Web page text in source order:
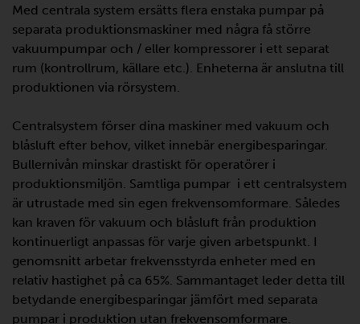
Med centrala system ersätts flera enstaka pumpar på
separata produktionsmaskiner med några få större
vakuumpumpar och / eller kompressorer i ett separat
rum (kontrollrum, källare etc.). Enheterna är anslutna till
produktionen via rörsystem.
Centralsystem förser dina maskiner med vakuum och
blåsluft efter behov, vilket innebär energibesparingar.
Bullernivån minskar drastiskt för operatörer i
produktionsmiljön. Samtliga pumpar i ett centralsystem
är utrustade med sin egen frekvensomformare. Således
kan kraven för vakuum och blåsluft från produktion
kontinuerligt anpassas för varje given arbetspunkt. I
genomsnitt arbetar frekvensstyrda enheter med en
relativ hastighet på ca 65%. Sammantaget leder detta till
betydande energibesparingar jämfört med separata
pumpar i produktion utan frekvensomformare.